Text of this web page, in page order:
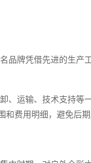
品牌凭借先进的生产
、运输、技术支持等
费用明细，避免后期